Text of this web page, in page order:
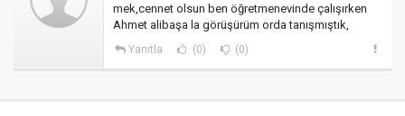
mek,cennet olsun ben öğretmenevinde çalışırken
Ahmet alibaşa la görüşürüm orda tanışmıştık,
Yanıtla (0) (0)